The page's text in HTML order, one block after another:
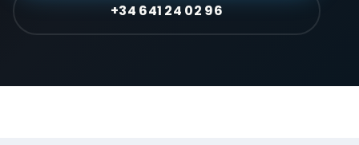
+34 641 24 02 96